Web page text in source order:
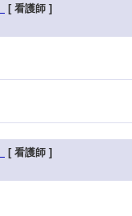
[ 看護師 ]
[ 看護師 ]